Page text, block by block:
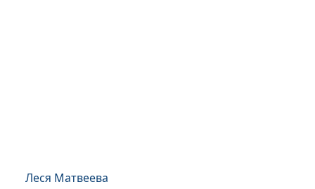
Леся Матвеева